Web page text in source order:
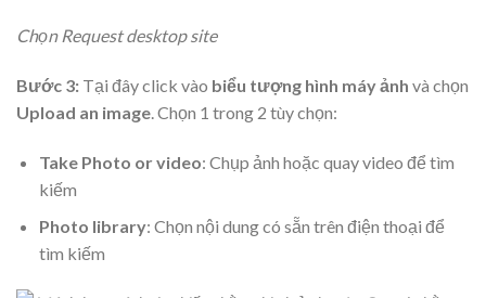
Chọn Request desktop site
Bước 3: Tại đây click vào biểu tượng hình máy ảnh và chọn
Upload an image . Chọn 1 trong 2 tùy chọn:
Take Photo or video: Chụp ảnh hoặc quay video để tìm
kiếm
Photo library: Chọn nội dung có sẵn trên điện thoại để
tìm kiếm